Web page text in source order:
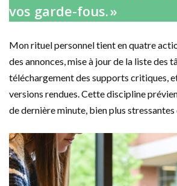
vos garde-fous. »
Mon rituel personnel tient en quatre
des annonces, mise à jour de la liste des
téléchargement des supports critiques,
versions rendues. Cette discipline
de dernière minute, bien plus stressantes